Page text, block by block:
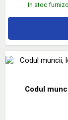
In stoc
Codul